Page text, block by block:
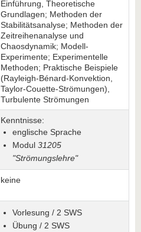
Einführung, Theoretische
Grundlagen; Methoden der
Stabilitätsanalyse; Methoden der
Zeitreihenanalyse und
Chaosdynamik; Modell-
Experimente; Experimentelle
Methoden; Praktische Beispiele
(Rayleigh-Bénard-Konvektion,
Taylor-Couette-Strömungen),
Turbulente Strömungen
Kenntnisse:
englische Sprache
Modul 31205
"Strömungslehre"
keine
Vorlesung / 2 SWS
Übung / 2 SWS